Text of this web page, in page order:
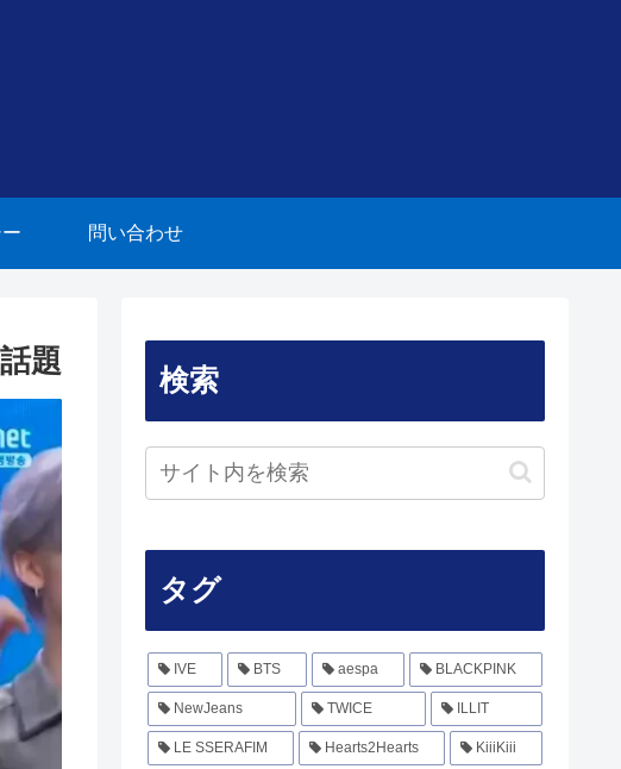
問い合わせ
題
検索
タグ
IVE BTS aespa BLACKPINK
NewJeans TWICE ILLIT
LE SSERAFIM Hearts2Hearts KiiiKiii